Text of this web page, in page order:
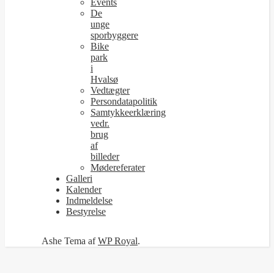
Events
De
unge
sporbyggere
Bike
park
i
Hvalsø
Vedtægter
Persondatapolitik
Samtykkeerklæring
vedr.
brug
af
billeder
Mødereferater
Galleri
Kalender
Indmeldelse
Bestyrelse
Ashe Tema afWP Royal.